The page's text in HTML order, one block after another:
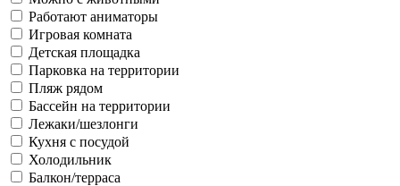
Работают аниматоры
Игровая комната
Детская площадка
Парковка на территории
Пляж рядом
Бассейн на территории
Лежаки/шезлонги
Кухня с посудой
Холодильник
Балкон/терраса